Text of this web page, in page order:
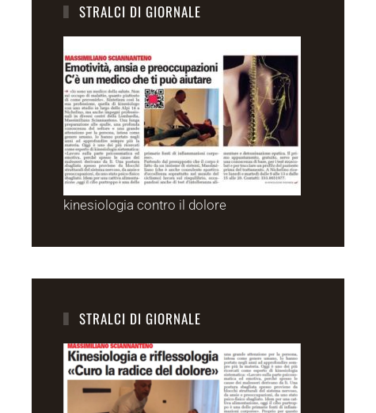
STRALCI DI GIORNALE
kinesiologia contro il dolore
STRALCI DI GIORNALE